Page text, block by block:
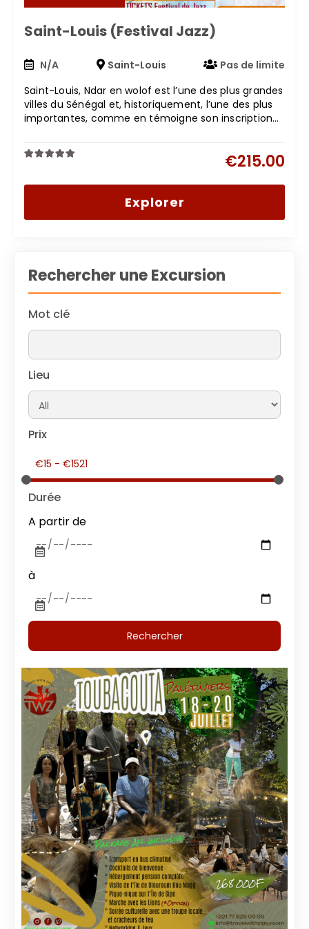
Saint-Louis (Festival Jazz)
N/A Saint-Louis
Pas de limite
Saint-Louis, Ndar en wolof est l’une des plus grandes
villes du Sénégal et, historiquement, l’une des plus
importantes, comme en témoigne son inscription…
€215.00
out
Explorer
Rechercher une Excursion
Mot clé
Lieu
Prix
Durée
A partir de
à